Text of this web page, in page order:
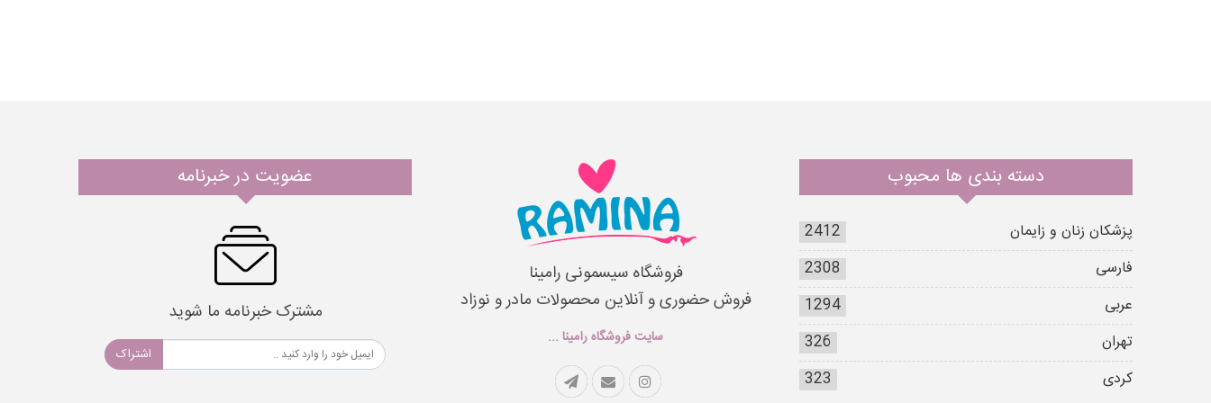
دسته بندی ها محبوب
پزشکان زنان و زایمان
2412
فارسی
2308
عربی
1294
تهران
326
کردی
323
فروشگاه سیسمونی رامینا
فروش حضوری و آنلاین محصولات مادر و نوزاد
سایت فروشگاه رامینا ...
عضویت در خبرنامه
مشترک خبرنامه ما شوید
اشتراک